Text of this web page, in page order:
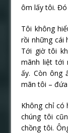
ôm lấy tôi. Đó
Tôi không
rồi những cái
Tới giờ tôi
mãnh liệt tới
ấy. Còn ông
mãn tôi –
Không chỉ có
chúng tôi
chồng tôi.